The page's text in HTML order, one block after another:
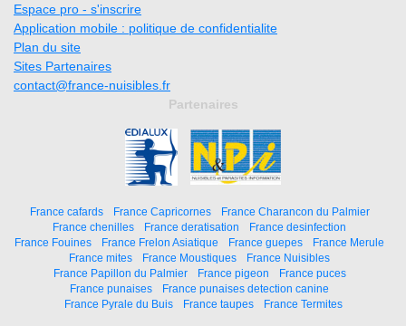
Espace pro - s'inscrire
Application mobile : politique de confidentialite
Plan du site
Sites Partenaires
contact@france-nuisibles.fr
Partenaires
France cafards France Capricornes
France Charancon du Palmier
France chenilles
France deratisation
France desinfection
France Fouines
France Frelon Asiatique France guepes
France Merule
France mites
France Moustiques
France Nuisibles
France Papillon du Palmier
France pigeon
France puces
France punaises
France punaises detection canine
France Pyrale du Buis
France taupes France Termites